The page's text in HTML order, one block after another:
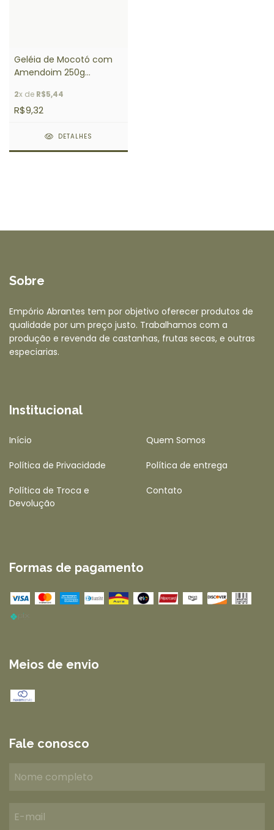
Geléia de Mocotó com
Amendoim 250g
2x de R$5,44
R$9,32
DETALHES
Sobre
Empório Abrantes tem por objetivo oferecer produtos de
qualidade por um preço justo. Trabalhamos com a
produção e revenda de castanhas, frutas secas, e outras
especiarias.
Institucional
Início Quem Somos
Política de Privacidade Política de entrega
Política de Troca e
Devolução
Contato
Formas de pagamento
Meios de envio
Fale conosco